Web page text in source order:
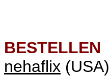
BESTELLEN
nehaflix (USA)